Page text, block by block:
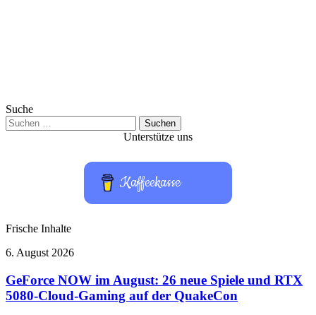
Suche
Suchen
nach:
Unterstütze uns
Kaffeekasse
Frische Inhalte
GeForce
im
August:
26
6. August 2026
GeForce NOW im August: 26 neue Spiele und RTX
5080-Cloud-Gaming auf der QuakeCon